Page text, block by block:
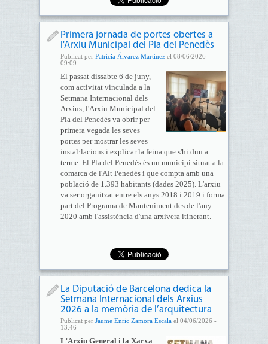
Primera jornada de portes obertes a
l'Arxiu Municipal del Pla del Penedès
Publicat per Patrícia Álvarez Martínezel 08/06/2026 -
09:09
El passat dissabte 6 de juny,
com activitat vinculada a la
Setmana Internacional dels
Arxius, l'Arxiu Municipal del
Pla del Penedès va obrir per
primera vegada les seves
portes per mostrar les seves
instal·lacions i explicar la feina que s'hi duu a
terme. El Pla del Penedès és un municipi situat a la
comarca de l'Alt Penedès i que compta amb una
població de 1.393 habitants (dades 2025). L'arxiu
va ser organitzat entre els anys 2018 i 2019 i forma
part del Programa de Manteniment des de l'any
2020 amb l'assistència d'una arxivera itinerant.
La Diputació de Barcelona dedica la
Setmana Internacional dels Arxius
2026 a la memòria de l’arquitectura
Publicat per Jaume Enric Zamora Escalael 04/06/2026 -
13:46
L’Arxiu General i la Xarxa